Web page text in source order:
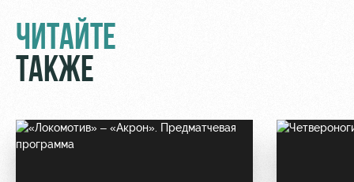
ЧИТАЙТЕ
ТАКЖЕ